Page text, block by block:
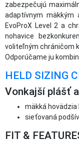
zabezpečujú
adaptívnym mäkkým
EvoProX Level 2 a
nohavice
voliteľným chráničom
Odporúčame ju
HELD SIZING
Vonkajší plášť
mäkká hovädzia
sieťovaná
FIT &